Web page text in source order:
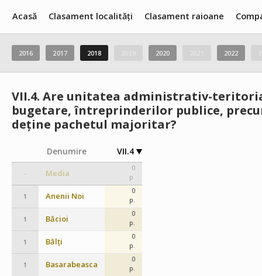
Acasă Clasament localități Clasament raioane
2016 2017 2018 2020 2022
VII.4. Are unitatea administrativ-
bugetare, întreprinderilor publice,
deține pachetul majoritar?
Denumire VII.4
– Media
0
p.
1 Anenii Noi
0
p.
1 Băcioi
0
p.
1 Bălți
0
p.
1 Basarabeasca
0
p.